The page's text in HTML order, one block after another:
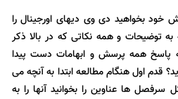
خود بخواهید دی وی دیهای اورجینال را
به توضیحات و همه نکاتی که در بالا ذکر
پاسخ همه پرسش و ابهامات دست پیدا
قدم اول هنگام مطالعه ابتدا به آنچه می
سرفصل ها عناوین را بخوانید آنها را به